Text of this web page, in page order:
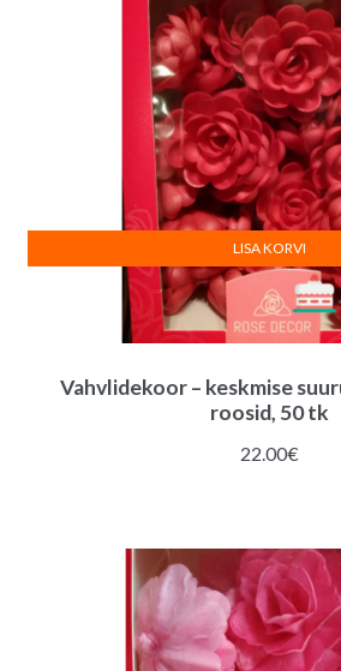
Vahvlidekoor – keskmise
roosid, 50 tk
22.00€
LISA KORVI